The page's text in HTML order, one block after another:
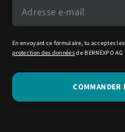
En envoyant ce formulaire, tu acceptes les
protection des donnéesde BERNEXPO AG